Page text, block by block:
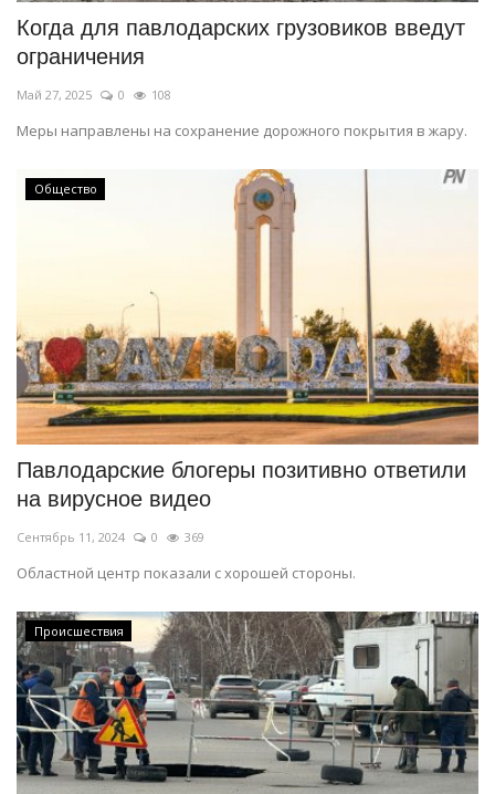
Когда для павлодарских грузовиков введут
ограничения
Май 27, 2025 0 108
Меры направлены на сохранение дорожного покрытия в жару.
Общество
Павлодарские блогеры позитивно ответили
на вирусное видео
Сентябрь 11, 2024 0 369
Областной центр показали с хорошей стороны.
Происшествия